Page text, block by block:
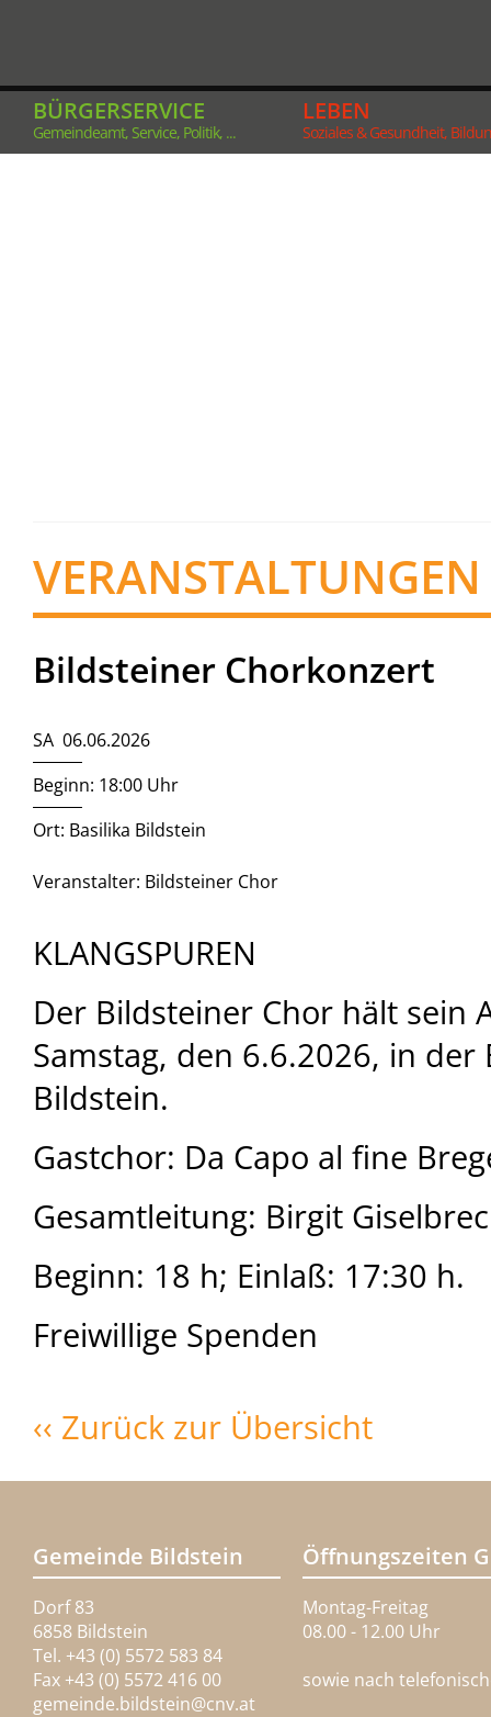
BÜRGERSERVICE
Gemeindeamt, Service, Politik, ...
LEBEN
Soziales & Gesundheit,
VERANSTALTUNGEN
Bildsteiner Chorkonzert
SA 06.06.2026
Beginn: 18:00 Uhr
Ort: Basilika Bildstein
Veranstalter: Bildsteiner Chor
KLANGSPUREN
Der Bildsteiner Chor hält sein
Samstag, den 6.6.2026, in der
Bildstein.
Gastchor: Da Capo al fine
Gesamtleitung: Birgit
Beginn: 18 h; Einlaß: 17:30 h.
Freiwillige Spenden
‹‹ Zurück zur Übersicht
Gemeinde Bildstein
Dorf 83
6858 Bildstein
Tel. +43 (0) 5572 583 84
Fax +43 (0) 5572 416 00
gemeinde.bildstein@cnv.at
Öffnungszeiten
Montag-Freitag
08.00 - 12.00 Uhr
sowie nach